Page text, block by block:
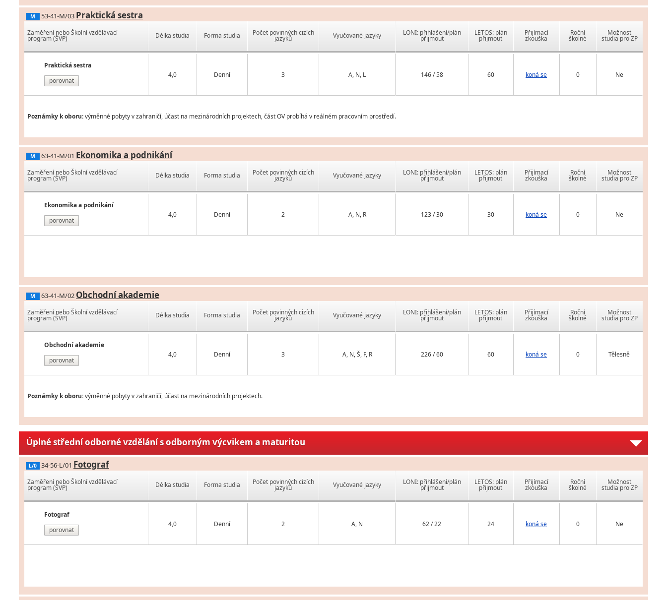
M 53-41-M/03 Praktická sestra
Zaměření nebo Školní vzdělávací
program (ŠVP)
Praktická sestra
porovnat
Délka studia Forma studia Počet povinných cizích
jazyků Vyučované jazyky
4,0 Denní 3 A, N, L
LONI: přihlášení/plán
přijmout
LETOS: plán
přijmout
Přijímací
zkouška
Roční
školné
Možnost
studia pro ZP
146 / 58 60 koná se 0 Ne
Poznámky k oboru:výměnné pobyty v zahraničí, účast na mezinárodních projektech, část OV probíhá v reálném pracovním prostředí.
M 63-41-M/01 Ekonomika a podnikání
Zaměření nebo Školní vzdělávací
program (ŠVP)
Ekonomika a podnikání
porovnat
Délka studia Forma studia Počet povinných cizích
jazyků Vyučované jazyky
4,0 Denní 2 A, N, R
LONI: přihlášení/plán
přijmout
LETOS: plán
přijmout
Přijímací
zkouška
Roční
školné
Možnost
studia pro ZP
123 / 30 30 koná se 0 Ne
M 63-41-M/02 Obchodní akademie
Zaměření nebo Školní vzdělávací
program (ŠVP)
Obchodní akademie
porovnat
Délka studia Forma studia Počet povinných cizích
jazyků Vyučované jazyky
4,0 Denní 3 A, N, Š, F, R
LONI: přihlášení/plán
přijmout
LETOS: plán
přijmout
Přijímací
zkouška
Roční
školné
Možnost
studia pro ZP
226 / 60 60 koná se 0 Tělesně
Poznámky k oboru:výměnné pobyty v zahraničí, účast na mezinárodních projektech.
Úplné střední odborné vzdělání s odborným výcvikem a maturitou
L/0 34-56-L/01 Fotograf
Zaměření nebo Školní vzdělávací
program (ŠVP)
Fotograf
porovnat
Délka studia Forma studia Počet povinných cizích
jazyků Vyučované jazyky
4,0 Denní 2 A, N
LONI: přihlášení/plán
přijmout
LETOS: plán
přijmout
Přijímací
zkouška
Roční
školné
Možnost
studia pro ZP
62 / 22 24 koná se 0 Ne